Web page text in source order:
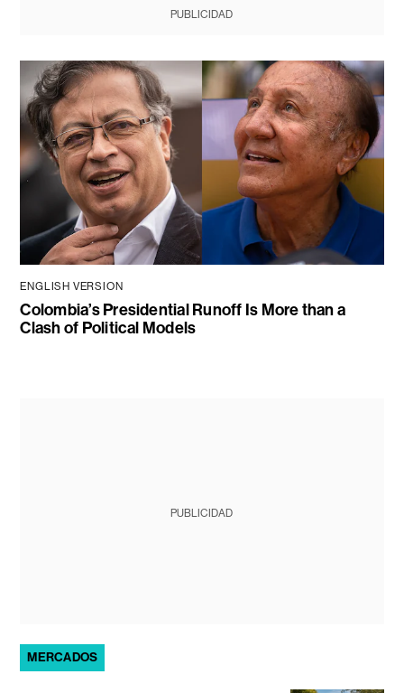
PUBLICIDAD
ENGLISH VERSION
Colombia’s Presidential Runoff Is More than a
Clash of Political Models
PUBLICIDAD
MERCADOS